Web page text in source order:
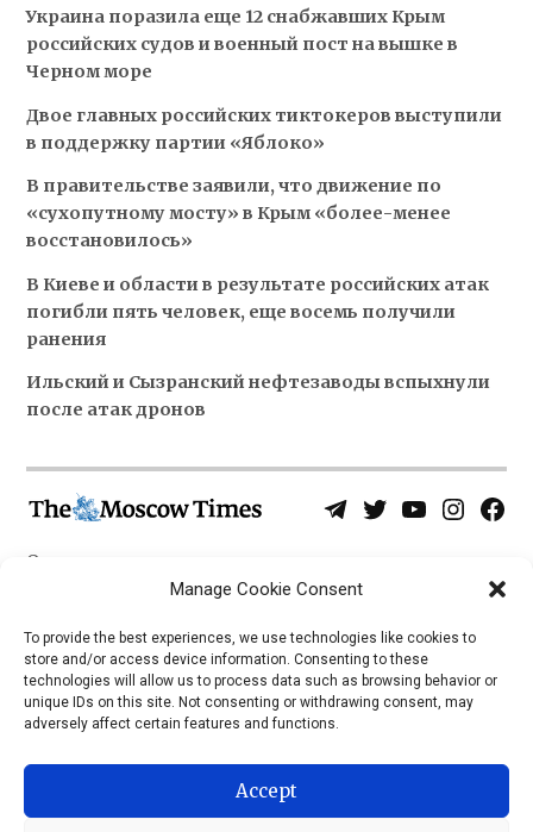
Manage Cookie Consent
To provide the best experiences, we use technologies like cookies to
store and/or access device information. Consenting to these
technologies will allow us to process data such as browsing behavior or
unique IDs on this site. Not consenting or withdrawing consent, may
adversely affect certain features and functions.
Accept
Украина поразила еще 12 снабжавших Крым
российских судов и военный пост на вышке в
Черном море
Двое главных российских тиктокеров выступили
в поддержку партии «Яблоко»
В правительстве заявили, что движение по
«сухопутному мосту» в Крым «более-менее
восстановилось»
В Киеве и области в результате российских атак
погибли пять человек, еще восемь получили
ранения
Ильский и Сызранский нефтезаводы вспыхнули
после атак дронов
Telegram
TwitterYouTubeInstagram
О нас
Политика конфиденциальности
iOS
Android